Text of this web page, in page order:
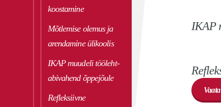
koostamine
Mõtlemise olemus ja
arendamine ülikoolis
IKAP muudeli tööleht-
abivahend õppejõule
Refleksiivne
IKAP